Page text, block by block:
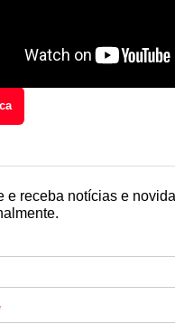
e receba notícias e